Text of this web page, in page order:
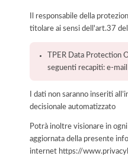
Il responsabile della
titolare ai sensi dell'art.37
TPER Data Protection
seguenti recapiti: e-
I dati non saranno inseriti
decisionale automatizzato
Potrà inoltre visionare in
aggiornata della presente
internet https://